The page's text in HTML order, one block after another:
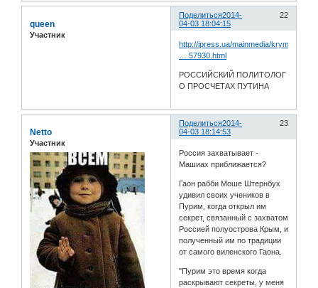
Поделиться 22
2014-
04-03 18:04:15
queen
Участник
http://ipress.ua/mainmedia/
… 57930.html
РОССИЙСКИЙ ПОЛИТОЛОГ
О ПРОСЧЕТАХ ПУТИНА
Поделиться 23
2014-
04-03 18:14:53
Netto
Участник
Россия захватывает -
Машиах приближается?
Гаон рабби Моше Штернбух
удивил своих учеников в
Пурим, когда открыл им
секрет, связанный с захватом
Россией полуострова Крым, и
полученный им по традиции
от самого виленского Гаона.
"Пурим это время когда
раскрывают секреты, у меня